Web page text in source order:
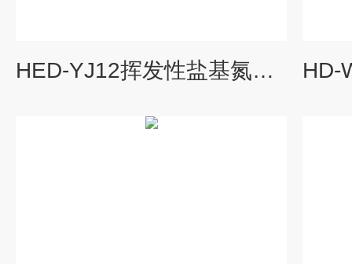
HED-YJ12挥发性盐基氮检测仪